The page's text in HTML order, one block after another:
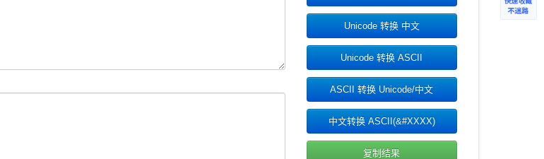
Unicode 转换 中文
Unicode 转换 ASCII
ASCII 转换 Unicode/中文
中文转换 ASCII(&#XXXX)
复制结果